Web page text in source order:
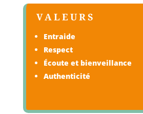
VALEURS
Entraide
Respect
Écoute et bienveillance
Authenticité